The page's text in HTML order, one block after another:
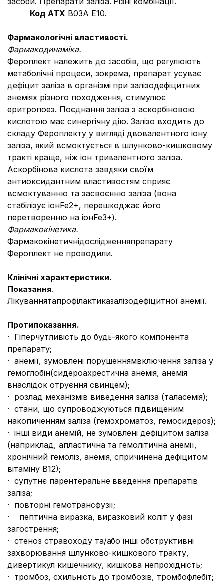
Код АТХ В03А Е10.
Фармакологічні властивості.
Фармакодинаміка.
Фероплект належить до засобів, що регулюють
метаболічні процеси, зокрема, препарат усуває
дефіцит заліза в організмі при залізодефіцитних
анеміях різного походження, стимулює
еритропоез. Поєднання заліза з аскорбіновою
кислотою має синергічну дію. Залізо входить до
складу Фероплекту у вигляді двовалентного іону
заліза, який всмоктується в шлунково-кишковому
тракті краще, ніж іон тривалентного заліза.
Аскорбінова кислота завдяки своїм
антиоксидантним властивостям сприяє
всмоктуванню та засвоєнню заліза (вона
стабілізує іонFe2+, перешкоджає його
перетворенню на іонFe3+).
Фармакокінетика.
Фармакокінетичнідослідженняпрепарату
Фероплект не проводили.
Клінічні характеристики.
Показання.
Лікуваннятапрофілактиказалізодефіцитної анемії.
Протипоказання.
· Гіперчутливість до будь-якого компонента
препарату;
· анемії, зумовлені порушеннямвключення заліза у
гемоглобін(сидероахрестична анемія, анемія
внаслідок отруєння свинцем);
· розлад механізмів виведення заліза (таласемія);
· стани, що супроводжуються підвищеним
накопиченням заліза (гемохроматоз, гемосидероз);
· інші види анемій, не зумовлені дефіцитом заліза
(наприклад, апластична та гемолітична анемії,
хронічний гемоліз, анемія, спричинена дефіцитом
вітаміну В12);
· супутнє парентеральне введення препаратів
заліза;
· повторні гемотрансфузії;
· пептична виразка, виразковий коліт у фазі
загострення;
· стеноз стравоходу та/або інші обструктивні
захворювання шлунково-кишкового тракту,
дивертикул кишечнику, кишкова непрохідність;
· тромбоз, схильність до тромбозів, тромбофлебіт;